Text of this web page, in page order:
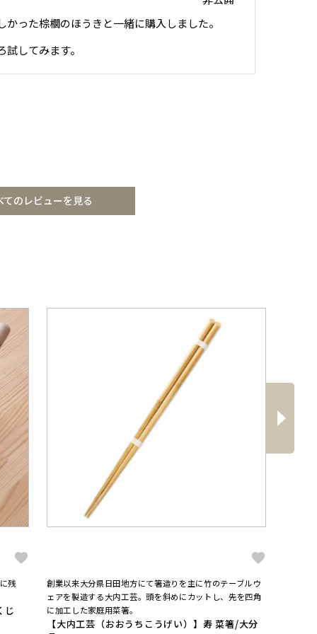
った棕櫚のほうきと一緒に購入しました。
してみます。
てのレビューを見る
残
じ
創業以来大分県日田地方にて箸造りを主に竹のテーブルウ
ェアを製造する大内工芸。頭を斜めにカットし、先を四角
に加工した家庭用菜箸。
【大内工芸（おおうちこうげい）】寿 菜箸/大分
次
へ